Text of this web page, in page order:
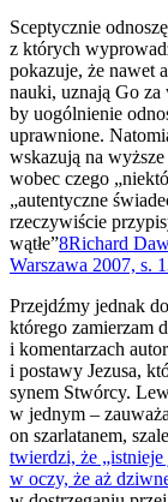
Sceptycznie
z których
pokazuje, że nawet
nauki, uznają Go za
by uogólnienie
uprawnione.
wskazują na
wobec czego
„autentyczne
rzeczywiście
wątłe”8Richard
Warszawa 2007, s.
Przejdźmy jednak
którego zamierzam
i komentarzach
i postawy Jezusa,
synem Stwórcy.
w jednym –
on szarlatanem,
twierdzi, że
w oczy, że aż